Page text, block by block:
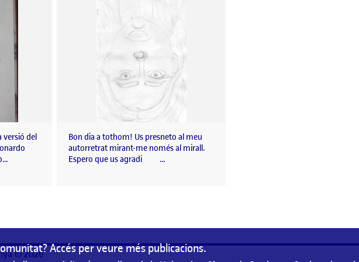
versió del
Bon dia a tothom! Us presneto al meu
autorretrat mirant-me només al mirall.
Espero que us agradi …
Accés per veure més publicacions.
© 2026